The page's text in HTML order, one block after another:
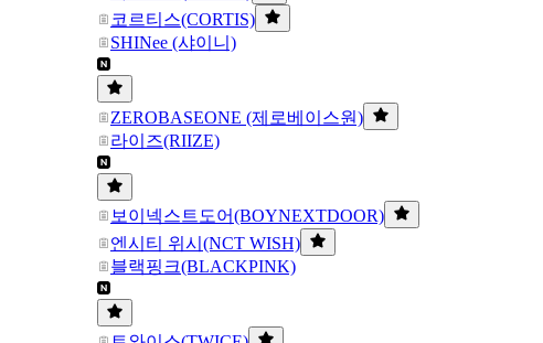
코르티스(CORTIS)
SHINee (샤이니)
ZEROBASEONE (제로베이스원)
라이즈(RIIZE)
보이넥스트도어(BOYNEXTDOOR)
엔시티 위시(NCT WISH)
블랙핑크(BLACKPINK)